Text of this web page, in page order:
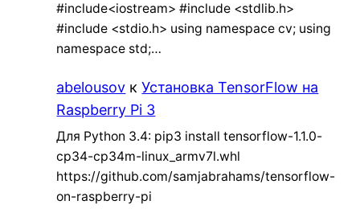
#include<iostream> #include <stdlib.h>
#include <stdio.h> using namespace cv; using
namespace std;…
abelousov кУстановка TensorFlow на
Raspberry Pi 3
Для Python 3.4: pip3 install tensorflow-1.1.0-
cp34-cp34m-linux_armv7l.whl
https://github.com/samjabrahams/tensorflow-
on-raspberry-pi